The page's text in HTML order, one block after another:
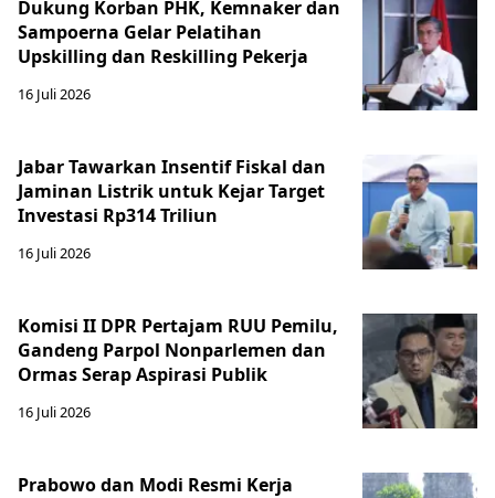
Dukung Korban PHK, Kemnaker dan
Sampoerna Gelar Pelatihan
Upskilling dan Reskilling Pekerja
16 Juli 2026
Jabar Tawarkan Insentif Fiskal dan
Jaminan Listrik untuk Kejar Target
Investasi Rp314 Triliun
16 Juli 2026
Komisi II DPR Pertajam RUU Pemilu,
Gandeng Parpol Nonparlemen dan
Ormas Serap Aspirasi Publik
16 Juli 2026
Prabowo dan Modi Resmi Kerja